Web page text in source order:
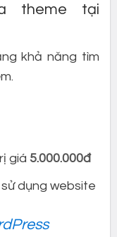
theme tại
khả năng tìm
giá 5.000.000đ
dụng website